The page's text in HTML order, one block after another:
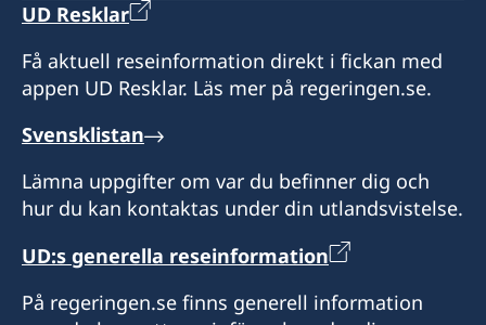
UD Resklar
Få aktuell reseinformation direkt i fickan med
appen UD Resklar. Läs mer på regeringen.se.
Svensklistan
Lämna uppgifter om var du befinner dig och
hur du kan kontaktas under din utlandsvistelse.
UD:s generella reseinformation
På regeringen.se finns generell information